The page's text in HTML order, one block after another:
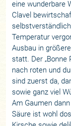
eine wunderbare
Clavel
Temperatur
Ausbau in
statt. Der „Bonne
nach roten und
sind zuerst da,
sowie ganz viel
Am Gaumen
Säure ist wohl